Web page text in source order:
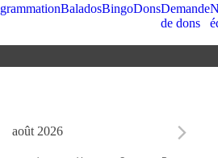
BaladosBingoDonsDemande
de dons
août 2026